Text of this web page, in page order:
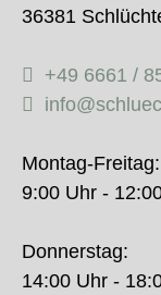
36381
+49 6661 /
Montag-Freitag:
9:00 Uhr -
Donnerstag:
14:00 Uhr -